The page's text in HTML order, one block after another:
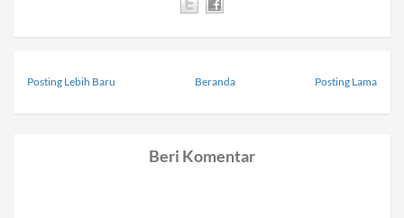
Posting Lebih Baru Posting Lama
Beranda
Beri Komentar